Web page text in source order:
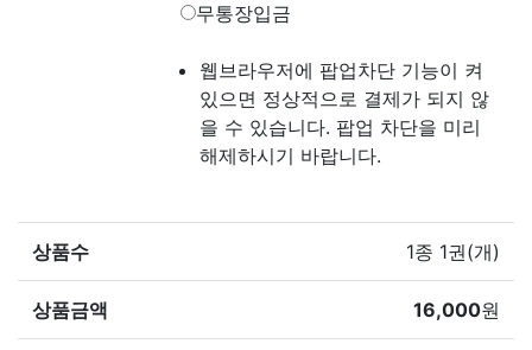
무통장입금
웹브라우저에 팝업차단 기능이 켜
있으면 정상적으로 결제가 되지 않
을 수 있습니다. 팝업 차단을 미리
해제하시기 바랍니다.
상품수 1종 1권(개)
상품금액 16,000원